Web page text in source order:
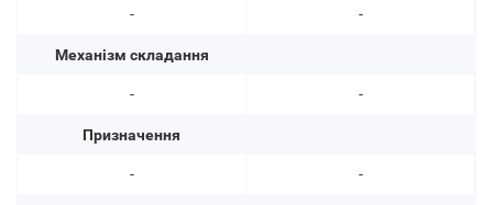
-
Механізм складання
-
Призначення
-
-
-
-